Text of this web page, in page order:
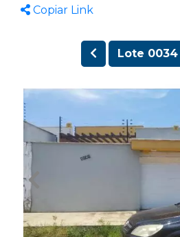
Copiar Link
Lote 0034